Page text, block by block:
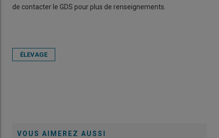
de contacter le GDS pour plus de renseignements.
ÉLEVAGE
VOUS AIMEREZ AUSSI